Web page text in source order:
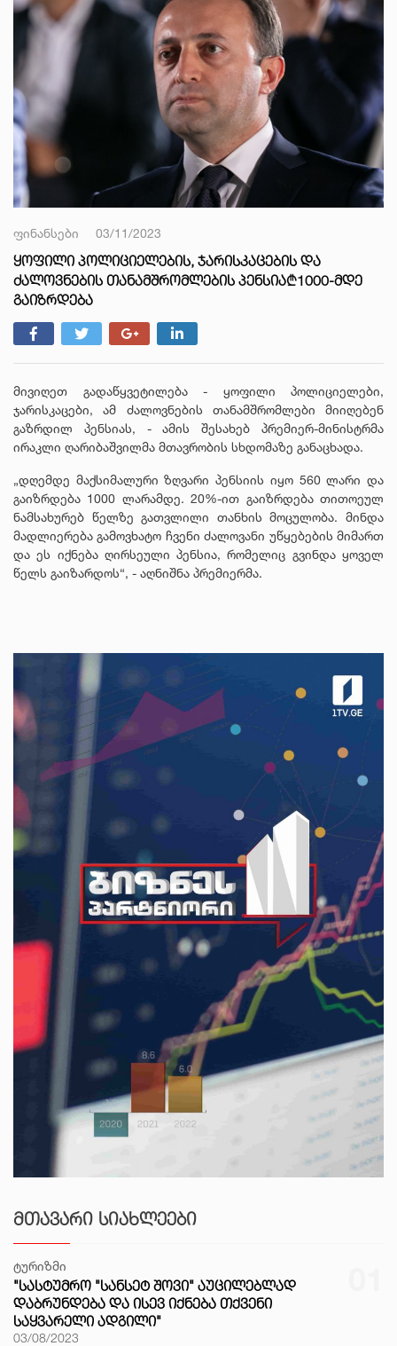
ფინანსები 03/11/2023
ᲧᲝᲤᲘᲚᲘ ᲞᲝᲚᲘᲪᲘᲔᲚᲔᲑᲘᲡ, ᲯᲐᲠᲘᲡᲙᲐᲪᲔᲑᲘᲡ ᲓᲐ
ᲫᲐᲚᲝᲕᲜᲔᲑᲘᲡ ᲗᲐᲜᲐᲛᲨᲠᲝᲛᲚᲔᲑᲘᲡ ᲞᲔᲜᲡᲘᲐ₾1000-ᲛᲓᲔ
ᲒᲐᲘᲖᲠᲓᲔᲑᲐ
მივიღეთ გადაწყვეტილება - ყოფილი პოლიციელები,
ჯარისკაცები, ამ ძალოვნების თანამშრომლები მიიღებენ
გაზრდილ პენსიას, - ამის შესახებ პრემიერ-მინისტრმა
ირაკლი ღარიბაშვილმა მთავრობის სხდომაზე განაცხადა.
„დღემდე მაქსიმალური ზღვარი პენსიის იყო 560 ლარი და
გაიზრდება 1000 ლარამდე. 20%-ით გაიზრდება თითოეულ
ნამსახურებ წელზე გათვლილი თანხის მოცულობა. მინდა
მადლიერება გამოვხატო ჩვენი ძალოვანი უწყებების მიმართ
და ეს იქნება ღირსეული პენსია, რომელიც გვინდა ყოველ
წელს გაიზარდოს“, - აღნიშნა პრემიერმა.
ᲛᲗᲐᲕᲐᲠᲘ ᲡᲘᲐᲮᲚᲔᲔᲑᲘ
ტურიზმი
"ᲡᲐᲡᲢᲣᲛᲠᲝ "ᲡᲐᲜᲡᲔᲢ ᲨᲝᲕᲘ" ᲐᲣᲪᲘᲚᲔᲑᲚᲐᲓ
ᲓᲐᲑᲠᲣᲜᲓᲔᲑᲐ ᲓᲐ ᲘᲡᲔᲕ ᲘᲥᲜᲔᲑᲐ ᲗᲥᲕᲔᲜᲘ
ᲡᲐᲧᲕᲐᲠᲔᲚᲘ ᲐᲓᲒᲘᲚᲘ"
03/08/2023